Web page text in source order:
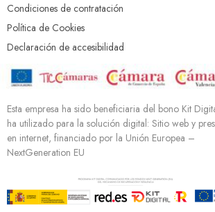
Condiciones de contratación
Política de Cookies
Declaración de accesibilidad
Esta empresa ha sido beneficiaria del bono Kit
ha utilizado para la solución digital: Sitio web y
en internet, financiado por la Unión Europea –
NextGeneration EU